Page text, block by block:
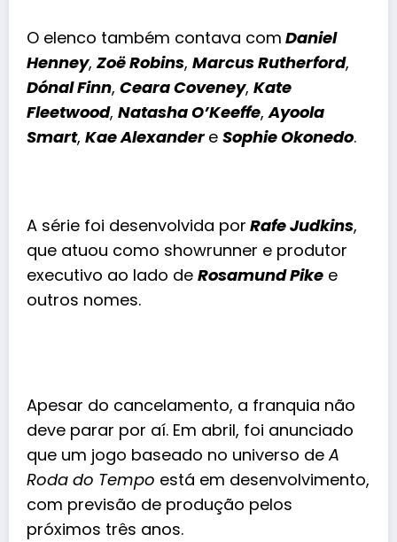
O elenco também contava com Daniel
Henney, Zoë Robins, Marcus Rutherford,
Dónal Finn, Ceara Coveney, Kate
Fleetwood, Natasha O’Keeffe,Ayoola
Smart, Kae Alexandere Sophie Okonedo.
A série foi desenvolvida por Rafe Judkins,
que atuou como showrunner e produtor
executivo ao lado de Rosamund Pike e
outros nomes.
Apesar do cancelamento, a franquia não
deve parar por aí. Em abril, foi anunciado
que um jogo baseado no universo deA
Roda do Tempo está em desenvolvimento,
com previsão de produção pelos
próximos três anos.